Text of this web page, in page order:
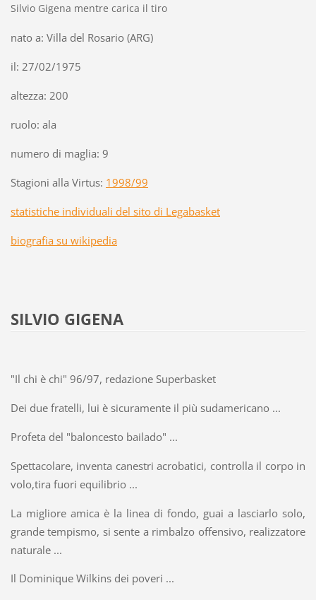
Silvio Gigena mentre carica il tiro
nato a: Villa del Rosario (ARG)
il: 27/02/1975
altezza: 200
ruolo: ala
numero di maglia: 9
Stagioni alla Virtus: 1998/99
statistiche individuali del sito di Legabasket
biografia su wikipedia
SILVIO GIGENA
"Il chi è chi" 96/97, redazione Superbasket
Dei due fratelli, lui è sicuramente il più sudamericano ...
Profeta del "baloncesto bailado" ...
Spettacolare, inventa canestri acrobatici, controlla il corpo in
volo,tira fuori equilibrio ...
La migliore amica è la linea di fondo, guai a lasciarlo solo,
grande tempismo, si sente a rimbalzo offensivo, realizzatore
naturale ...
Il Dominique Wilkins dei poveri ...